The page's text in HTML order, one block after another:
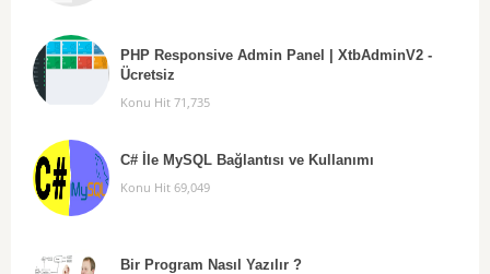
PHP Responsive Admin Panel | XtbAdminV2 -
Ücretsiz
Konu Hit 71,735
C# İle MySQL Bağlantısı ve Kullanımı
Konu Hit 69,049
Bir Program Nasıl Yazılır ?